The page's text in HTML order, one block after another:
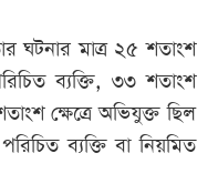
ঘটনার মাত্র ২৫ শতাংশ
ব্যক্তি, ৩৩ শতাংশ
ক্ষেত্রে অভিযুক্ত ছিল
ব্যক্তি বা নিয়মিত